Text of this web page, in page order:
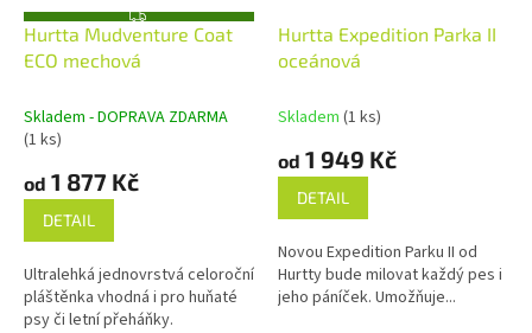
u
Z
D
Hurtta Mudventure Coat
ECO mechová
Skladem - DOPRAVA ZDARMA
(1 ks)
od 1 877 Kč
DETAIL
Ultralehká jednovrstvá celoroční
pláštěnka vhodná i pro huňaté
psy či letní přeháňky.
Hurtta Expedition Parka II
oceánová
Skladem (1 ks)
od 1 949 Kč
DETAIL
Novou Expedition Parku II od
Hurtty bude milovat každý pes i
jeho páníček. Umožňuje...